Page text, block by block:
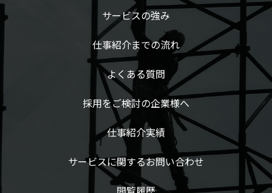
サービスの強み
仕事紹介までの流れ
よくある質問
採用をご検討の企業様へ
仕事紹介実績
サービスに関するお問い合わせ